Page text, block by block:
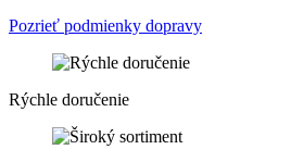
Pozrieť podmienky dopravy
Rýchle doručenie